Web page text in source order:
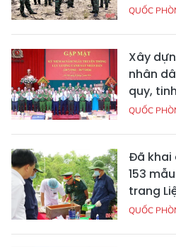
QUỐC
Xây
nhân
quy,
QUỐC
Đã khai
153
trang
QUỐC